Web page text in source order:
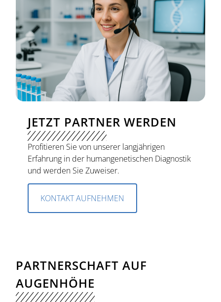
JETZT PARTNER WERDEN
Profitieren Sie von unserer langjährigen
Erfahrung in der humangenetischen Diagnostik
und werden Sie Zuweiser.
KONTAKT AUFNEHMEN
PARTNERSCHAFT AUF
AUGENHÖHE